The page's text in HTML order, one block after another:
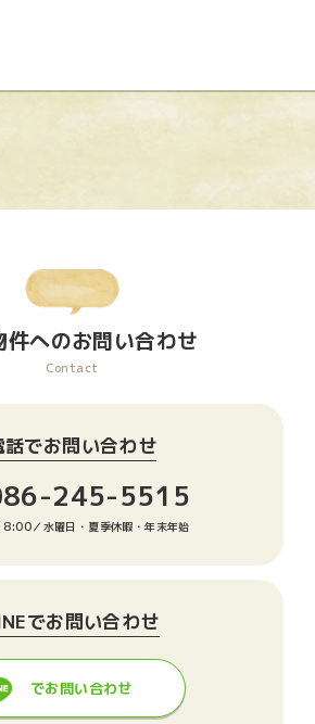
件へのお問い合わせ
Contact
話でお問い合わせ
245-5515
／水曜日・夏季休暇・年末年始
でお問い合わせ
でお問い合わせ